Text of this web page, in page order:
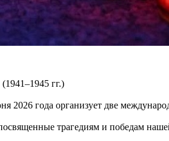
гг.)
2026 года организует две
трагедиям и победам